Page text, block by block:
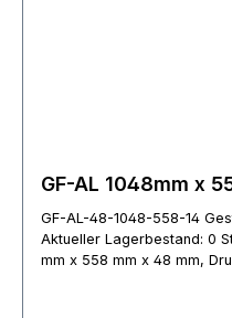
GF-AL 1048mm x
GF-AL-48-1048-558-14
Aktueller Lagerbestand: 0
mm x 558 mm x 48 mm,